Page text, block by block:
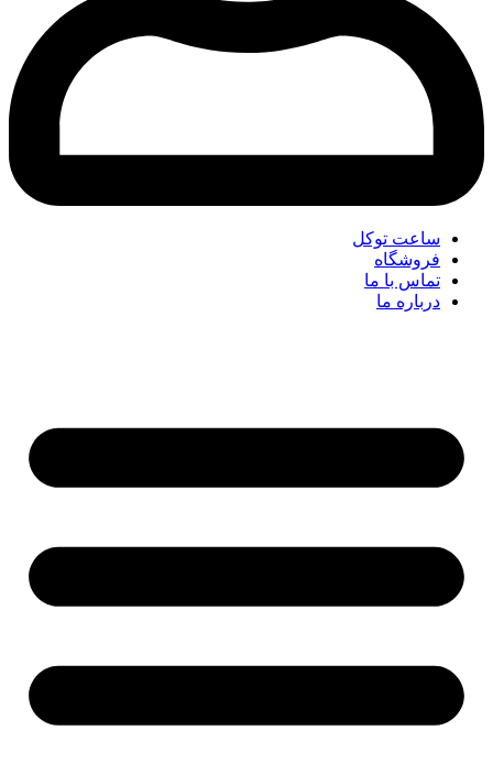
ساعت توکل
فروشگاه
تماس با ما
درباره ما